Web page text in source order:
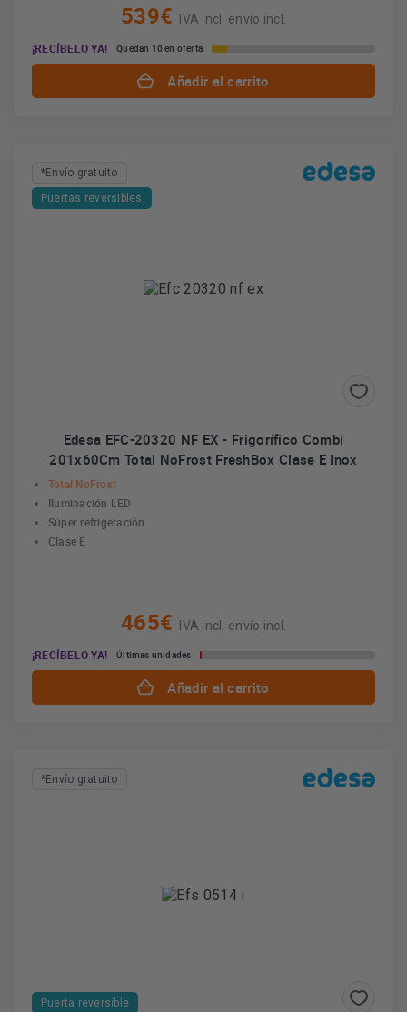
539€
IVA incl. envío incl.
¡RECÍBELO YA!
Quedan 10 en oferta
Añadir al carrito
*Envío gratuito
Puertas reversibles
Edesa EFC-20320 NF EX - Frigorífico Combi
201x60Cm Total NoFrost FreshBox Clase E Inox
Total NoFrost
Iluminación LED
Súper refrigeración
Clase E
465€
IVA incl. envío incl.
¡RECÍBELO YA!
Últimas unidades
Añadir al carrito
*Envío gratuito
Puerta reversible